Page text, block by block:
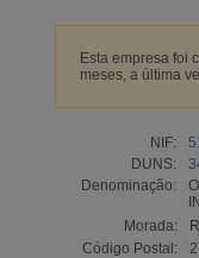
Esta empresa foi
meses, a última
NIF:
DUNS:
Denominação:
Morada:
Código Postal: